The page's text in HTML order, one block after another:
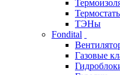
ТЭНы
Fondital
Газовые